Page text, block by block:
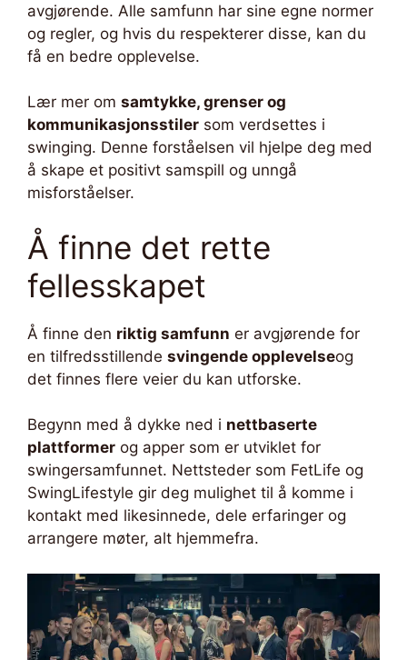
avgjørende. Alle samfunn har sine egne normer
og regler, og hvis du respekterer disse, kan du
få en bedre opplevelse.
Lær mer om samtykke, grenser og
kommunikasjonsstiler som verdsettes i
swinging. Denne forståelsen vil hjelpe deg med
å skape et positivt samspill og unngå
misforståelser.
Å finne det rette
fellesskapet
Å finne den riktig samfunn er avgjørende for
en tilfredsstillende svingende opplevelseog
det finnes flere veier du kan utforske.
Begynn med å dykke ned i nettbaserte
plattformer og apper som er utviklet for
swingersamfunnet. Nettsteder som FetLife og
SwingLifestyle gir deg mulighet til å komme i
kontakt med likesinnede, dele erfaringer og
arrangere møter, alt hjemmefra.